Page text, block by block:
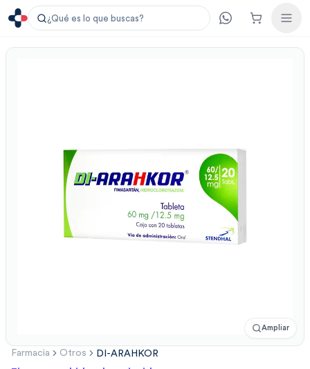
¿Qué es lo que buscas?
Ampliar
Farmacia Otros DI-ARAHKOR